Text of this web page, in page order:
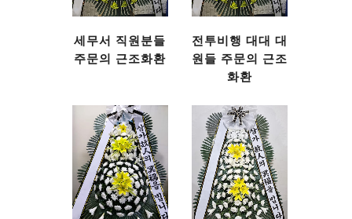
세무서 직원분들
주문의 근조화환
전투비행 대대 대
원들 주문의 근조
화환